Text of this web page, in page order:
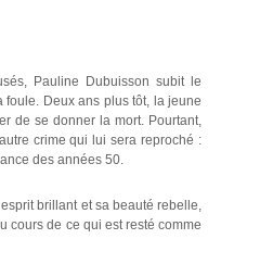
Pauline Dubuisson subit le
Deux ans plus tôt, la jeune
de se donner la mort. Pourtant,
crime qui lui sera reproché :
des années 50.
brillant et sa beauté rebelle,
cours de ce qui est resté comme